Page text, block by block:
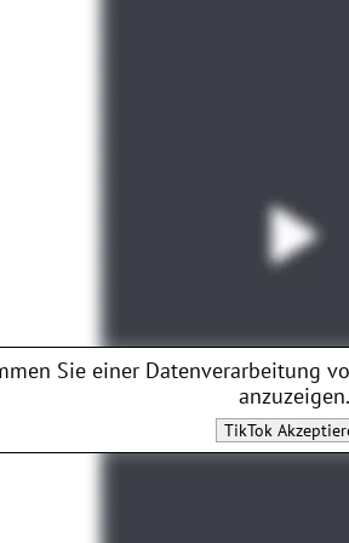
Sie einer Datenverarbeitung
anzuzeigen.
TikTok